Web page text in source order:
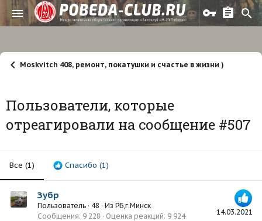
Moskvitch 408, ремонт, покатушки и счастье в жизни )
Пользователи, которые
отреагировали на сообщение #507
Все (1) Спасибо (1)
14.03.2021
Зубр
Пользователь · 48 · Из РБ,г.Минск
Сообщения 9 228 Оценка реакций 9 924